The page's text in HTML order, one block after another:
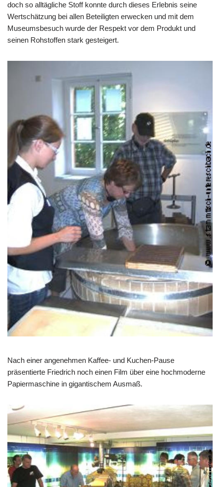
doch so alltägliche Stoff konnte durch dieses Erlebnis seine
Wertschätzung bei allen Beteiligten erwecken und mit dem
Museumsbesuch wurde der Respekt vor dem Produkt und
seinen Rohstoffen stark gesteigert.
Nach einer angenehmen Kaffee- und Kuchen-Pause
präsentierte Friedrich noch einen Film über eine hochmoderne
Papiermaschine in gigantischem Ausmaß.